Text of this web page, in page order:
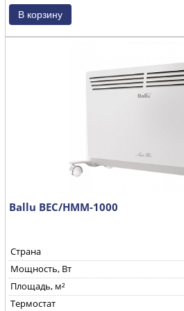
Ballu BEC/HMM-1000
Страна
Mощность, Вт
Площадь, м²
Термостат